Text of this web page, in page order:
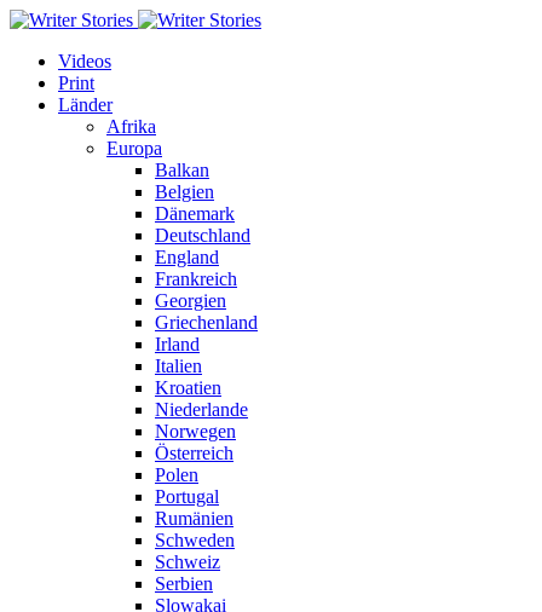
Videos
Print
Länder
Afrika
Europa
Balkan
Belgien
Dänemark
Deutschland
England
Frankreich
Georgien
Griechenland
Irland
Italien
Kroatien
Niederlande
Norwegen
Österreich
Polen
Portugal
Rumänien
Schweden
Schweiz
Serbien
Slowakai